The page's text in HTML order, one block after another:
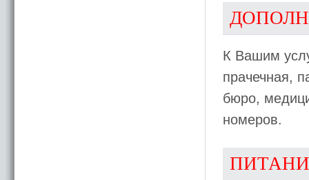
К Вашим
прачечная,
бюро,
номеров.